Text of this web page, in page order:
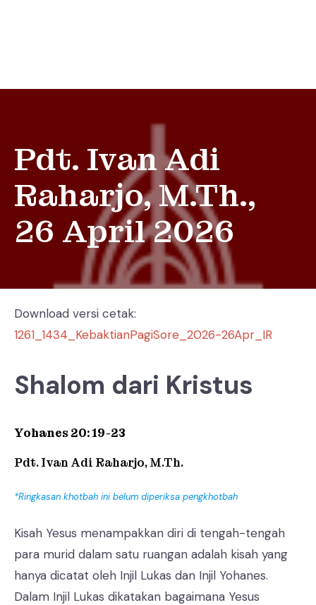
Pdt. Ivan Adi
Raharjo, M.Th.,
26 April 2026
Download versi cetak:
1261_1434_KebaktianPagiSore_2026-26Apr_IR
Shalom dari Kristus
Yohanes 20: 19-23
Pdt. Ivan Adi Raharjo, M.Th.
*Ringkasan khotbah ini belum diperiksa pengkhotbah
Kisah Yesus menampakkan diri di tengah-tengah
para murid dalam satu ruangan adalah kisah yang
hanya dicatat oleh Injil Lukas dan Injil Yohanes.
Dalam Injil Lukas dikatakan bagaimana Yesus